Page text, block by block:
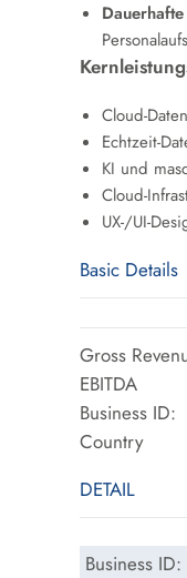
Cloud-
Echtzeit-
KI und
Cloud-
UX-/UI-
Basic Details
Gross
EBITDA
Business ID:
Country
DETAIL
Business ID: